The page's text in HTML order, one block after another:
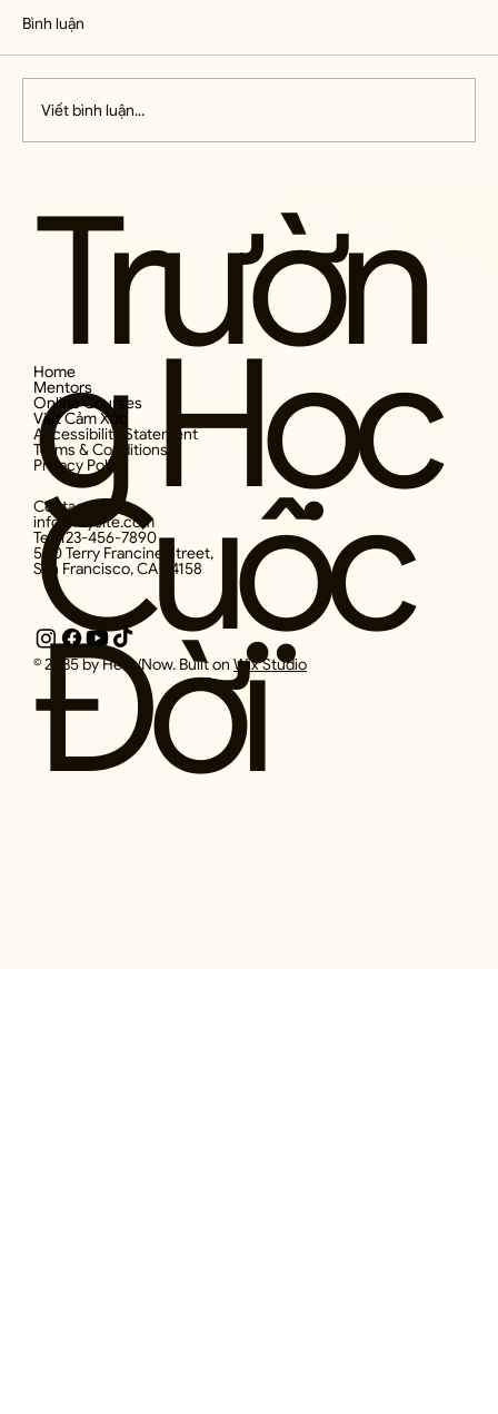
NGƯỜI VÀ HOÀN CẢNH SỐNG luôn thay đổi
không ngừng hoàn thiện. Giống như trái tim
con người, nó chỉ có thể vận hành
Bình luận
Viết bình luận...
Trườn
g Học
Cuộc
Đời
Home
Mentors
Online Courses
Viết Cảm Xúc
Accessibility Statement
Terms & Conditions
Privacy Policy
Contact
info@mysite.com
Tel: 123-456-7890
500 Terry Francine Street,
San Francisco, CA 94158
© 2035 by Here/Now. Built on Wix Studio